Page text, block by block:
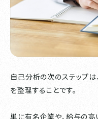
自己分析の次のステップ
を整理することです。
単に有名企業や、給与の高